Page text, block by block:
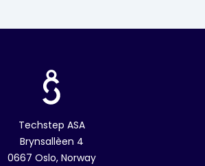
Techstep ASA
Brynsallèen 4
0667 Oslo, Norway